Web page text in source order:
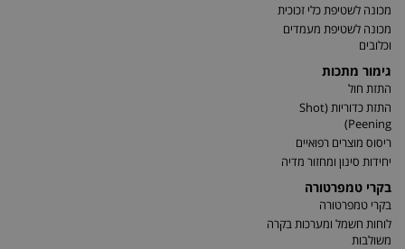
מכונה לשטיפת כלי זכוכית
מכונה לשטיפת מעמדים
וכלובים
גימור מתכות
התזת חול
התזת כדוריות (Shot
Peening)
ריסוס מוצרים רפואיים
יחידות סינון ומחזור מדיה
בקרי טמפרטורה
בקרי טמפרטורה
לוחות חשמל ומערכות בקרה
משולבות